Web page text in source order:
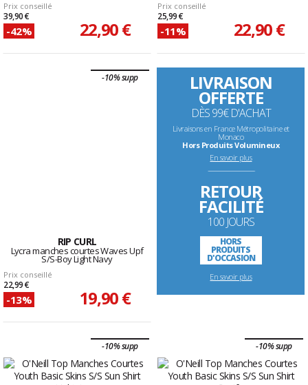
Prix conseillé
39,90 €
-42% 22,90 €
Prix conseillé
25,99 €
-11% 22,90 €
-10% supp
RIP CURL
Lycra manches courtes Waves Upf
S/S-Boy Light Navy
Prix conseillé
22,99 €
-13% 19,90 €
LIVRAISON
OFFERTE
DÈS 99€ D'ACHAT
Livraisons en France Métropolitaine et
Monaco
Hors Produits Volumineux
En savoir plus
--------------------------------------------------------------------
RETOUR
FACILITÉ
100 JOURS
HORS
PRODUITS
D'OCCASION
En savoir plus
-10% supp -10% supp